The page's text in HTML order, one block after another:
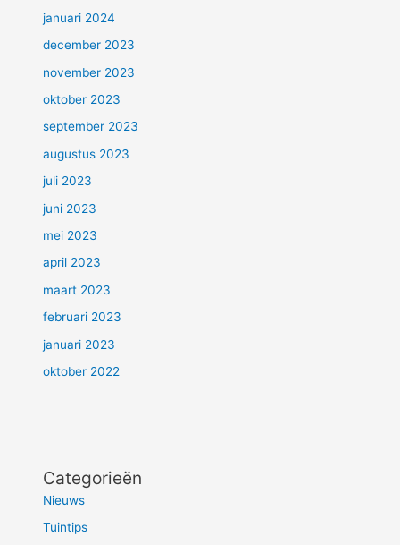
januari 2024
december 2023
november 2023
oktober 2023
september 2023
augustus 2023
juli 2023
juni 2023
mei 2023
april 2023
maart 2023
februari 2023
januari 2023
oktober 2022
Categorieën
Nieuws
Tuintips